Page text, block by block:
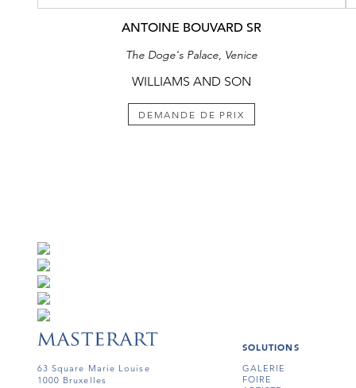
ANTOINE BOUVARD SR
The Doge's Palace, Venice
WILLIAMS AND SON
DEMANDE DE PRIX
63 Square Marie Louise
1000 Bruxelles
SOLUTIONS
GALERIE
FOIRE